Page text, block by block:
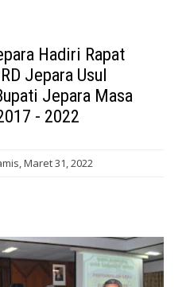
Hadiri Rapat
Jepara Usul
Jepara Masa
- 2022
Maret 31, 2022